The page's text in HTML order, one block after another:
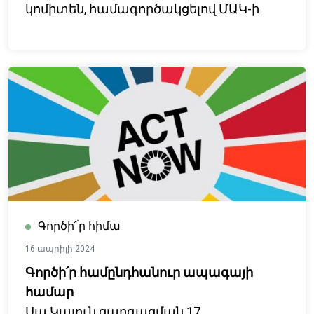
կոմիտեն, համագործակցելով ՄԱԿ-ի
Հայաստանի գրասենյակի հետ,
հրավիրում է մասնակցելու 20-րդ
հանրապետական պարալիմպիկ
փառատոնին, որը կանցկացվի 2024 թ.
հուլիսի 23-25-ը:
Գործի՜ր հիմա
16 ապրիլի 2024
Գործի՛ր համընդհանուր ապագայի
համար